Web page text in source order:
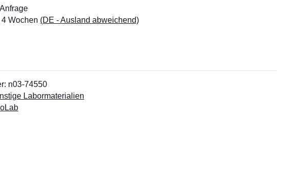
4 Wochen (DE - Ausland abweichend)
n03-74550
Labormaterialien